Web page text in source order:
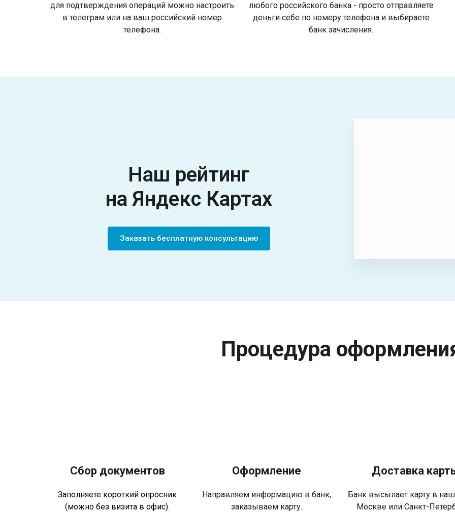
для подтверждения операций можно настроить
в телеграм или на ваш российский номер
телефона.
любого российского банка - просто отправляете
деньги себе по номеру телефона и выбираете
банк зачисления.
Наш рейтинг
на Яндекс Картах
Заказать бесплатную консультацию
Процедура
Сбор документов
Заполняете короткий опросник
(можно без визита в офис).
Оформление
Направляем информацию в банк,
заказываем карту.
Доставка
Банк высылает карту в
Москве или Санкт-